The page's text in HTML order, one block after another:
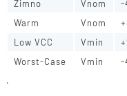
Zimno
Vnom -
Warm
Vnom
Low VCC
Vmin
Worst-Case
Vmin -
.